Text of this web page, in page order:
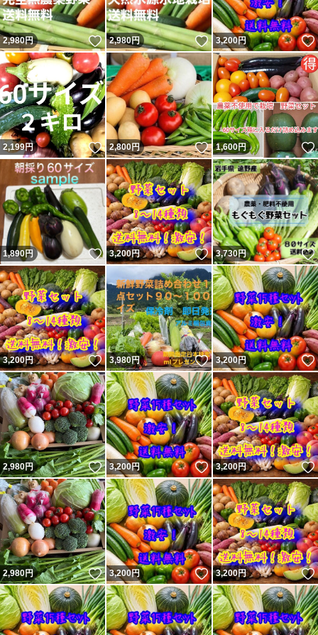
2,980円 いいね！
2,980円 いいね！
3,200円
2,199円 いいね！
2,800円 いいね！
1,600円
1,890円 いいね！
3,200円 いいね！
3,730円
3,200円 いいね！
3,980円 いいね！
3,200円
2,980円 いいね！
3,200円 いいね！
3,200円
2,980円 いいね！
3,200円 いいね！
3,200円